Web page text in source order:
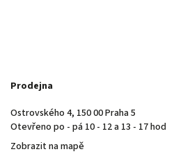
Prodejna
Ostrovského 4, 150 00 Praha 5
Otevřeno po - pá 10 - 12 a 13 - 17 hod
Zobrazit na mapě